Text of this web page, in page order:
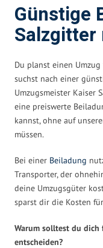
Günstige
Salzgitter
Du planst einen
suchst nach einer
Umzugsmeister Kaiser
eine preiswerte
kannst, ohne auf
müssen.
Bei einer Beiladung
Transporter, der
deine Umzugsgüter
sparst dir die Kosten
Warum solltest du
entscheiden?